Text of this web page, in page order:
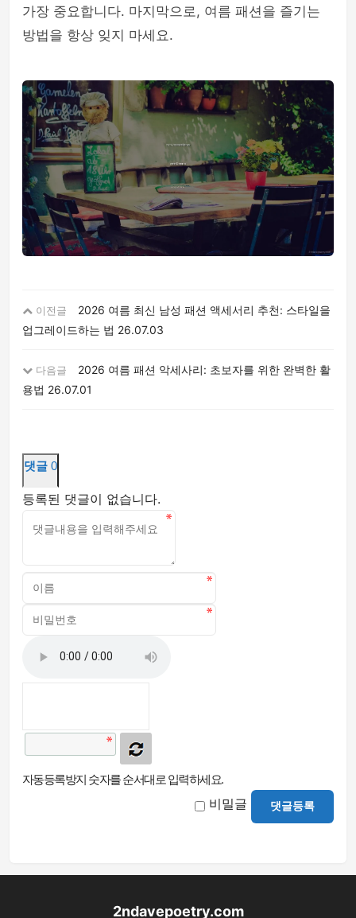
가장 중요합니다. 마지막으로, 여름 패션을 즐기는
방법을 항상 잊지 마세요.
이전글
2026 여름 최신 남성 패션 액세서리 추천: 스타일을
업그레이드하는 법 26.07.03
다음글
2026 여름 패션 악세사리: 초보자를 위한 완벽한 활
용법 26.07.01
댓글 0
등록된 댓글이 없습니다.
자동등록방지 숫자를 순서대로 입력하세요.
비밀글 댓글등록
2ndavepoetry.com